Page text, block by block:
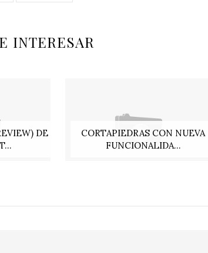
INTERESAR
DE
CORTAPIEDRAS CON NUEVA
FUNCIONALIDA...